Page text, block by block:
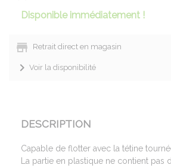
Disponible immédiatement !
Retrait direct en magasin
Voir la disponibilité
DESCRIPTION
Capable de flotter avec la tétine
La partie en plastique ne contient pas